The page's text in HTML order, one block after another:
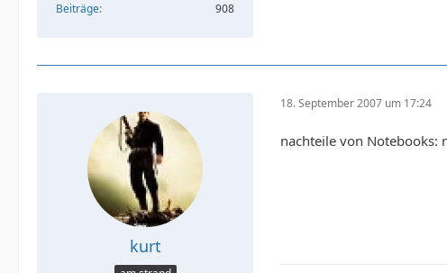
Beiträge 908
kurt
18. September 2007 um 17:24
nachteile von Notebooks: